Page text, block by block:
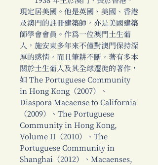
現定居美國。他是英國、美國、香港
及澳門的註冊建築師，亦是美國建築
師學會會員。作為一位澳門土生葡
人，施安東多年來不僅對澳門保持深
厚的感情，而且筆耕不斷，著有多本
關於土生葡人及其全球遷徙的著作，
如 The Portuguese Community
in Hong Kong（2007）、
Diaspora Macaense to California
（2009）、The Portuguese
Community in Hong Kong,
Volume II（2010）、The
Portuguese Community in
Shanghai（2012）、Macaenses,